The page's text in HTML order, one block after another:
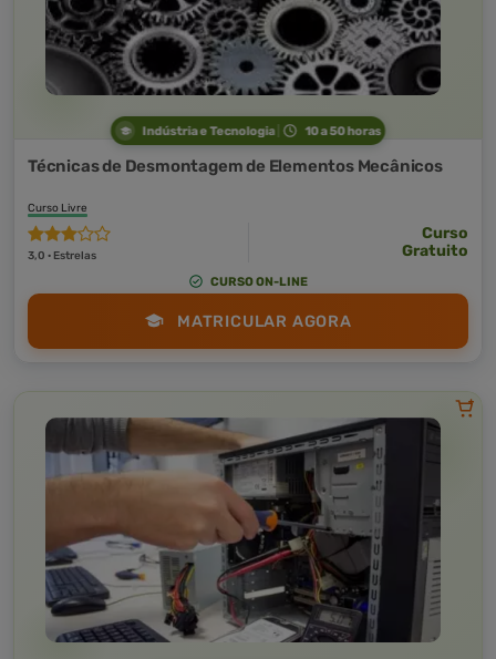
Indústria e Tecnologia 10 a 50 horas
Técnicas de Desmontagem de Elementos Mecânicos
Curso Livre
3,0 · Estrelas
Curso
Gratuito
CURSO ON-LINE
MATRICULAR AGORA